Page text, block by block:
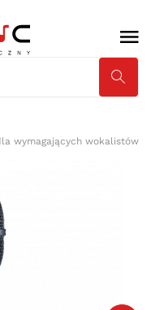
wymagających wokalistów